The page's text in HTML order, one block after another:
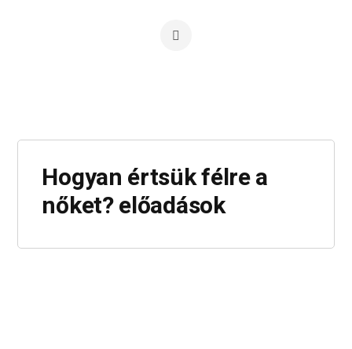
Hogyan értsük félre a
nőket? előadások